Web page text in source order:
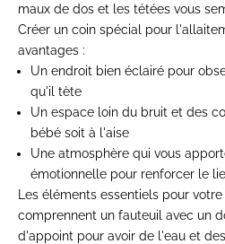
maux de dos et les tétées vous
Créer un coin spécial pour
avantages :
Un endroit bien éclairé pour
qu'il tète
Un espace loin du bruit et des
bébé soit à l'aise
Une atmosphère qui vous
émotionnelle pour renforcer le
Les éléments essentiels pour
comprennent un fauteuil avec un
d'appoint pour avoir de l'eau et